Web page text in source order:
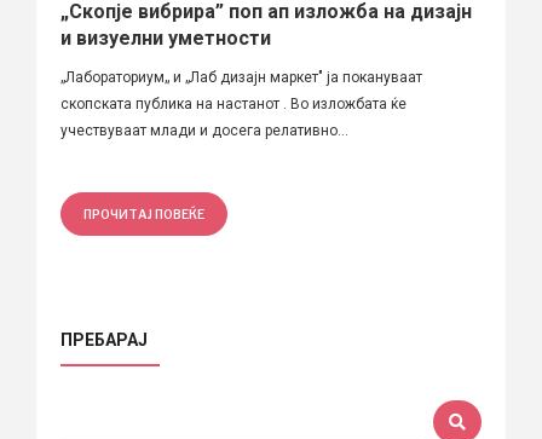
„Скопје вибрира” поп ап изложба на дизајн
и визуелни уметности
„Лабораториум„ и „Лаб дизајн маркет" ја покануваат
скопската публика на настанот . Во изложбата ќе
учествуваат млади и досега релативно...
ПРОЧИТАЈ ПОВЕЌЕ
ПРЕБАРАЈ